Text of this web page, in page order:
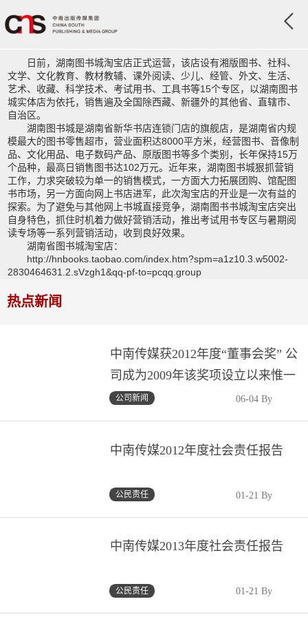
日前，湖南图书城淘宝店正式运营，该店设有湘版图书、社科、
文学、文化教育、教材教辅、课外阅读、少儿、经管、外文、生活、
艺术、收藏、科学技术、考试用书、工具书等15个专区，以湖南图书
城实体店为依托，销售遍及全国除西藏、新疆外的其他省、直辖市、
自治区。
湖南图书城是湖南省新华书店连锁门店的旗舰店，是湖南省内规
模最大的图书零售超市，营业面积达8000平方米，经营图书、音像制
品、文化用品、电子数码产品、原版图书等多个类别，长年保持15万
个品种，最高日销售图书达102万元。近年来，湖南图书城狠抓营销
工作，力求突破较为单一的销售模式，一方面大力拓展团购、馆配图
书市场，另一方面向网上书店进军，此次淘宝店的开业是一次有益的
探索。为了避免与其他网上书城直接竞争，湖南图书书城淘宝店突出
自身特色，抓住时机着力做好营销活动，推出考试用书专区与暑期阅
读专场等一系列营销活动，收到良好效果。
湖南省图书城淘宝店：
http://hnbooks.taobao.com/index.htm?spm=a1z10.3.w5002-
2830464631.2.sVzgh1&qq-pf-to=pcqq.group
热点新闻
中南传媒获2012年度“董事会奖” 公
司成为2009年该奖项设立以来惟一
获奖湘企、惟一获奖文化传媒企业
06-04 By
公司新闻
中南传媒2012年度社会责任报告
01-21 By
公民责任
中南传媒2013年度社会责任报告
01-21 By
公民责任